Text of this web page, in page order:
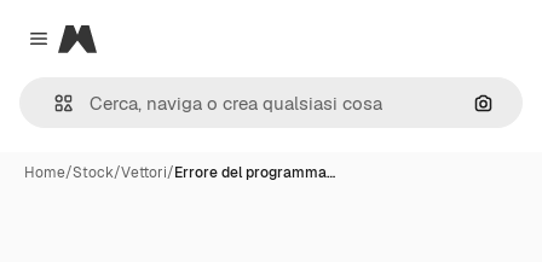
Close menu
Magnific
Cerca
Home/Stock/Vettori/Errore del programma…